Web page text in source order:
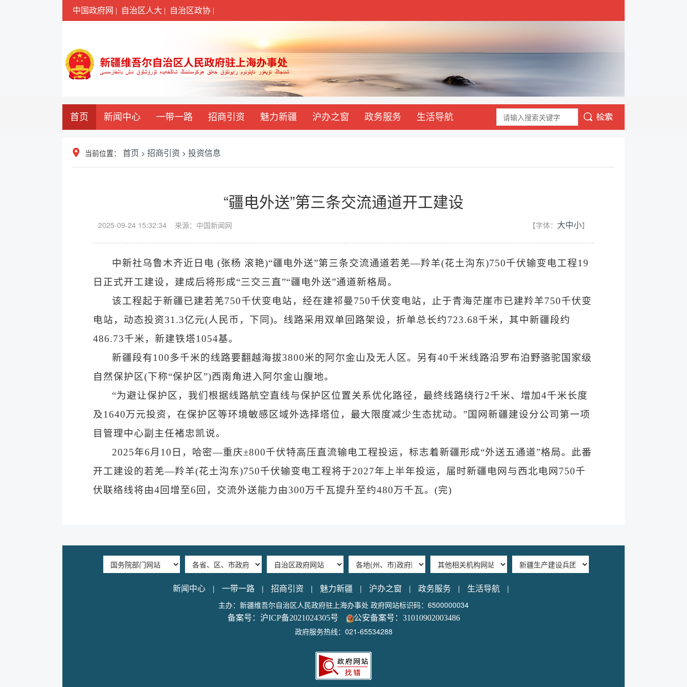
中国政府网 | 自治区人大 | 自治区政协 |
首页 新闻中心 一带一路 招商引资 魅力新疆 沪办之窗 政务服务 生活导航
当前位置： 首页 > 招商引资 > 投资信息
“疆电外送”第三条交流通道开工建设
2025-09-24 15:32:34 来源：中国新闻网 【字体： 大中小】
中新社乌鲁木齐近日电 (张杨 滚艳)“疆电外送”第三条交流通道若羌—羚羊(花土沟东)750千伏输变电工程19
日正式开工建设，建成后将形成“三交三直”“疆电外送”通道新格局。
该工程起于新疆已建若羌750千伏变电站，经在建祁曼750千伏变电站，止于青海茫崖市已建羚羊750千伏变
电站，动态投资31.3亿元(人民币，下同)。线路采用双单回路架设，折单总长约723.68千米，其中新疆段约
486.73千米，新建铁塔1054基。
新疆段有100多千米的线路要翻越海拔3800米的阿尔金山及无人区。另有40千米线路沿罗布泊野骆驼国家级
自然保护区(下称“保护区”)西南角进入阿尔金山腹地。
“为避让保护区，我们根据线路航空直线与保护区位置关系优化路径，最终线路绕行2千米、增加4千米长度
及1640万元投资，在保护区等环境敏感区域外选择塔位，最大限度减少生态扰动。”国网新疆建设分公司第一项
目管理中心副主任褚忠凯说。
2025年6月10日，哈密—重庆±800千伏特高压直流输电工程投运，标志着新疆形成“外送五通道”格局。此番
开工建设的若羌—羚羊(花土沟东)750千伏输变电工程将于2027年上半年投运，届时新疆电网与西北电网750千
伏联络线将由4回增至6回，交流外送能力由300万千瓦提升至约480万千瓦。(完)
新闻中心 | 一带一路 | 招商引资 | 魅力新疆 | 沪办之窗 | 政务服务 | 生活导航
|
主办：新疆维吾尔自治区人民政府驻上海办事处 政府网站标识码：6500000034
备案号：沪ICP备2021024305号 公安备案号：31010902003486
政府服务热线：021-65534288